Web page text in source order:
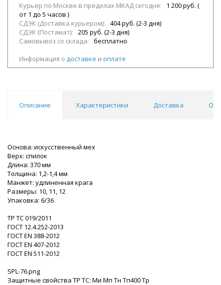
Курьер по Москве в пределах МКАД сегодня:
1 200 руб. (
от 1 до 5 часов )
СДЭК (Доставка курьером):
404 руб. (2-3 дня)
СДЭК (Постамат):
205 руб. (2-3 дня)
Самовывоз со склада:
бесплатно
Информация о доставке и оплате
Описание Характеристики Доставка
Основа: искусственный мех
Верх: спилок
Длина: 370 мм
Толщина: 1,2-1,4 мм
Манжет: удлиненная крага
Размеры: 10, 11, 12
Упаковка: 6/36
ТР ТС 019/2011
ГОСТ 12.4.252-2013
ГОСТ ЕN 388-2012
ГОСТ ЕN 407-2012
ГОСТ EN 511-2012
SPL-76.png
Защитные свойства ТР ТС: Ми Мп Тн Тп400 Тр